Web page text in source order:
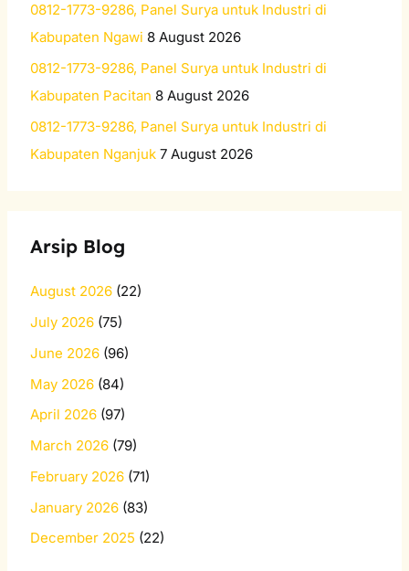
0812-1773-9286, Panel Surya untuk Industri di
Kabupaten Ngawi 8 August 2026
0812-1773-9286, Panel Surya untuk Industri di
Kabupaten Pacitan 8 August 2026
0812-1773-9286, Panel Surya untuk Industri di
Kabupaten Nganjuk 7 August 2026
Arsip Blog
August 2026 (22)
July 2026 (75)
June 2026 (96)
May 2026 (84)
April 2026 (97)
March 2026 (79)
February 2026 (71)
January 2026 (83)
December 2025 (22)